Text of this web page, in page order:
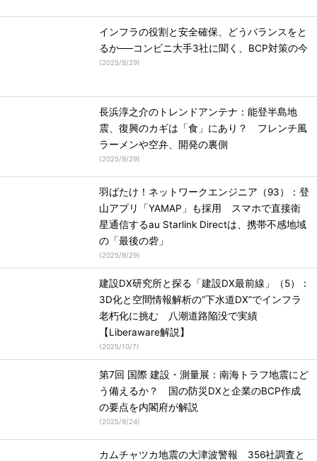
インフラの役割と安全確保、どうバランスをと
るか──コンビニ大手3社に聞く、BCP対策の今
(2025/9/29)
長浜淳之介のトレンドアンテナ：能登半島地
震、復興のカギは「食」にあり？ フレンチ風
ラーメンや空弁、開発の裏側
(2025/9/29)
羽ばたけ！ネットワークエンジニア（93）：登
山アプリ「YAMAP」も採用 スマホで直接衛
星通信するau Starlink Directは、携帯不感地域
の「最後の砦」
(2025/9/29)
建設DX研究所と探る「建設DX最前線」（5）：
3D化と空間情報解析の“下水道DX”でインフラ
老朽化に挑む 八潮道路陥没で実績
【Liberaware解説】
(2025/10/7)
第7回 国際 建設・測量展：南海トラフ地震にど
う備えるか？ 国の防災DXと企業のBCP作成
の要点を内閣府が解説
(2025/9/24)
カムチャツカ地震の大津波警報 356社調査と